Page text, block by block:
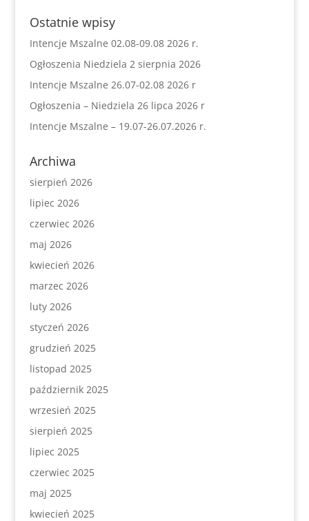
Ostatnie wpisy
Intencje Mszalne 02.08-09.08 2026 r.
Ogłoszenia Niedziela 2 sierpnia 2026
Intencje Mszalne 26.07-02.08 2026 r
Ogłoszenia – Niedziela 26 lipca 2026 r
Intencje Mszalne – 19.07-26.07.2026 r.
Archiwa
sierpień 2026
lipiec 2026
czerwiec 2026
maj 2026
kwiecień 2026
marzec 2026
luty 2026
styczeń 2026
grudzień 2025
listopad 2025
październik 2025
wrzesień 2025
sierpień 2025
lipiec 2025
czerwiec 2025
maj 2025
kwiecień 2025